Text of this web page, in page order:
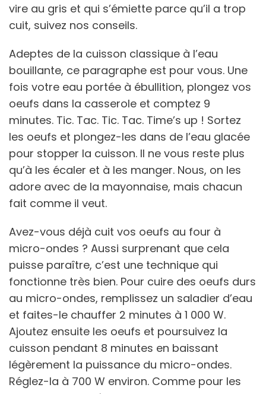
vire au gris et qui s’émiette parce qu’il a trop
cuit, suivez nos conseils.
Adeptes de la cuisson classique à l’eau
bouillante, ce paragraphe est pour vous. Une
fois votre eau portée à ébullition, plongez vos
oeufs dans la casserole et comptez 9
minutes. Tic. Tac. Tic. Tac. Time’s up ! Sortez
les oeufs et plongez-les dans de l’eau glacée
pour stopper la cuisson. Il ne vous reste plus
qu’à les écaler et à les manger. Nous, on les
adore avec de la mayonnaise, mais chacun
fait comme il veut.
Avez-vous déjà cuit vos oeufs au four à
micro-ondes ? Aussi surprenant que cela
puisse paraître, c’est une technique qui
fonctionne très bien. Pour cuire des oeufs durs
au micro-ondes, remplissez un saladier d’eau
et faites-le chauffer 2 minutes à 1 000 W.
Ajoutez ensuite les oeufs et poursuivez la
cuisson pendant 8 minutes en baissant
légèrement la puissance du micro-ondes.
Réglez-la à 700 W environ. Comme pour les